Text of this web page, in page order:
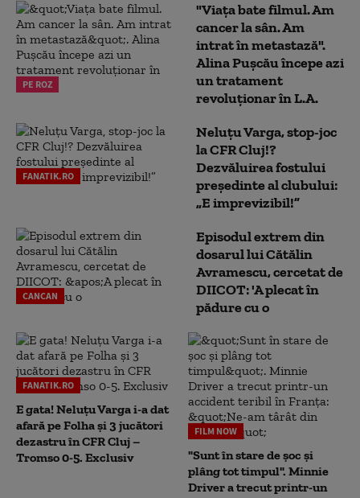
PE ROZ
"Viața bate filmul. Am
cancer la sân. Am
intrat în metastază".
Alina Pușcău începe azi
un tratament
revoluționar în L.A.
FANATIK.RO
Neluțu Varga, stop-joc
la CFR Cluj!?
Dezvăluirea fostului
președinte al clubului:
„E imprevizibil!”
CANCAN
Episodul extrem din
dosarul lui Cătălin
Avramescu, cercetat de
DIICOT: 'A plecat în
pădure cu o
FANATIK.RO
E gata! Neluțu Varga i-a dat
afară pe Folha și 3 jucători
dezastru în CFR Cluj –
Tromso 0-5. Exclusiv
FILM NOW
"Sunt în stare de șoc și
plâng tot timpul". Minnie
Driver a trecut printr-un